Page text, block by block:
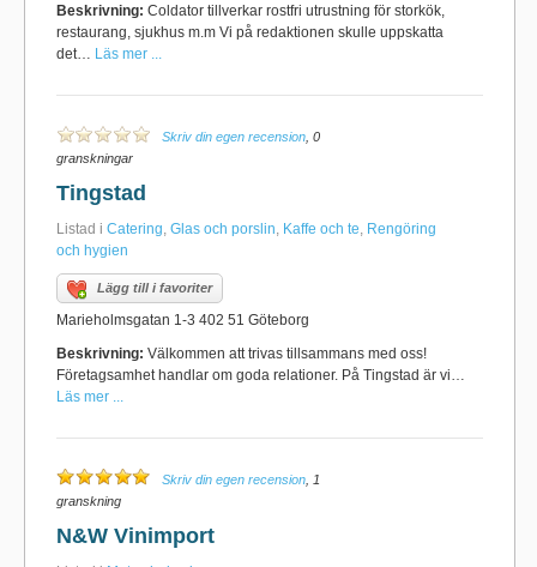
Beskrivning: Coldator tillverkar rostfri utrustning för storkök,
restaurang, sjukhus m.m Vi på redaktionen skulle uppskatta
det… Läs mer ...
Skriv din egen recension , 0
granskningar
Tingstad
Listad i Catering, Glas och porslin, Kaffe och te, Rengöring
och hygien
Lägg till i favoriter
Marieholmsgatan 1-3 402 51 Göteborg
Beskrivning: Välkommen att trivas tillsammans med oss!
Företagsamhet handlar om goda relationer. På Tingstad är vi…
Läs mer ...
Skriv din egen recension , 1
granskning
N&W Vinimport